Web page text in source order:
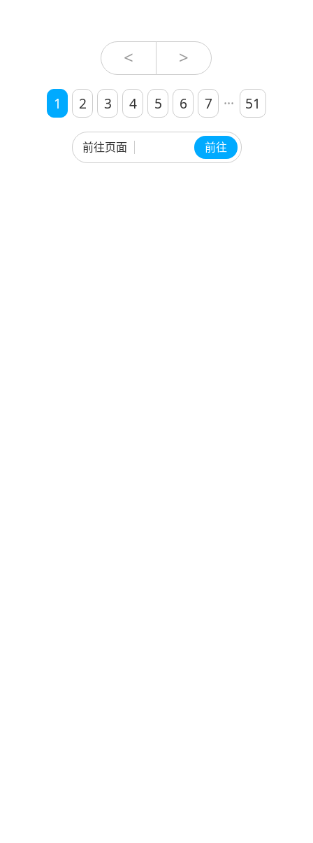
神，都在为了保护地球而努力，让第
三次世界大战在一个响指的时间突然
平息！师父的声音依然如往常般地好
么，我这几天心好痛、好难
< >
1 2 3 4 5 6 7 ... 51
前往页面 前往